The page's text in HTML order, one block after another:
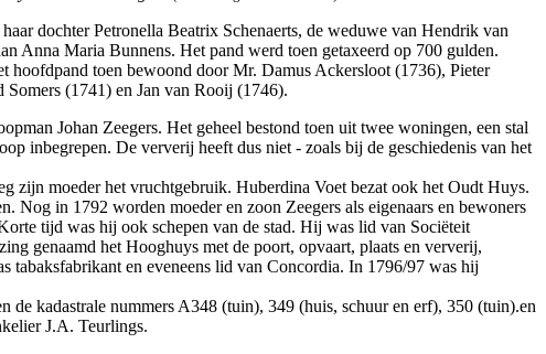
dochter Petronella Beatrix Schenaerts, de weduwe van Hendrik van
Anna Maria Bunnens. Het pand werd toen getaxeerd op 700 gulden.
hoofdpand toen bewoond door Mr. Damus Ackersloot (1736), Pieter
(1741) en Jan van Rooij (1746).
Johan Zeegers. Het geheel bestond toen uit twee woningen, een stal
inbegrepen. De ververij heeft dus niet - zoals bij de geschiedenis van het
zijn moeder het vruchtgebruik. Huberdina Voet bezat ook het Oudt Huys.
Nog in 1792 worden moeder en zoon Zeegers als eigenaars en bewoners
tijd was hij ook schepen van de stad. Hij was lid van Sociëteit
genaamd het Hooghuys met de poort, opvaart, plaats en ververij,
tabaksfabrikant en eveneens lid van Concordia. In 1796/97 was hij
kadastrale nummers A348 (tuin), 349 (huis, schuur en erf), 350 (tuin).en
J.A. Teurlings.